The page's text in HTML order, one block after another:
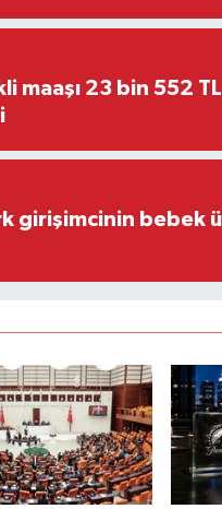
maaşı 23 bin 552
girişimcinin bebek